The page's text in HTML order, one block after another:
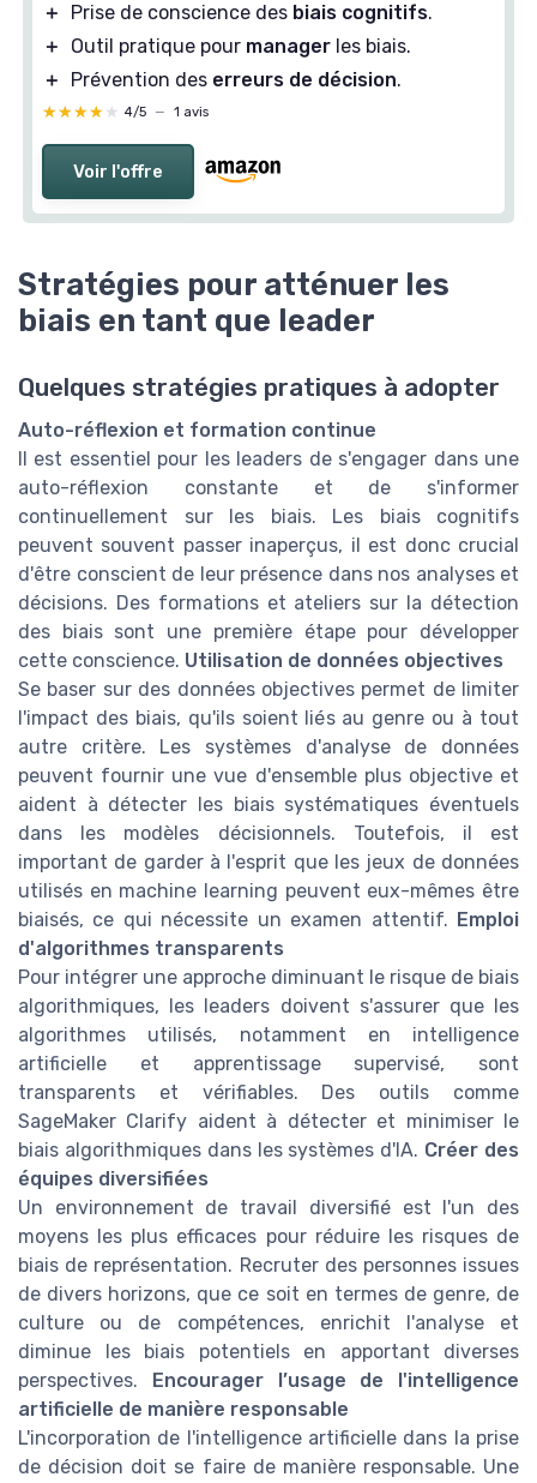
＋
Prise de conscience des biais cognitifs.
＋
Outil pratique pour manager les biais.
＋
Prévention des erreurs de décision.
★★★★★
★★★★★ 4/5 — 1 avis
Voir l'offre
Stratégies pour atténuer les
biais en tant que leader
Quelques stratégies pratiques à adopter
Auto-réflexion et formation continue
Il est essentiel pour les leaders de s'engager dans une
auto-réflexion constante et de s'informer
continuellement sur les biais. Les biais cognitifs
peuvent souvent passer inaperçus, il est donc crucial
d'être conscient de leur présence dans nos analyses et
décisions. Des formations et ateliers sur la détection
des biais sont une première étape pour développer
cette conscience. Utilisation de données objectives
Se baser sur des données objectives permet de limiter
l'impact des biais, qu'ils soient liés au genre ou à tout
autre critère. Les systèmes d'analyse de données
peuvent fournir une vue d'ensemble plus objective et
aident à détecter les biais systématiques éventuels
dans les modèles décisionnels. Toutefois, il est
important de garder à l'esprit que les jeux de données
utilisés en machine learning peuvent eux-mêmes être
biaisés, ce qui nécessite un examen attentif. Emploi
d'algorithmes transparents
Pour intégrer une approche diminuant le risque de biais
algorithmiques, les leaders doivent s'assurer que les
algorithmes utilisés, notamment en intelligence
artificielle et apprentissage supervisé, sont
transparents et vérifiables. Des outils comme
SageMaker Clarify aident à détecter et minimiser le
biais algorithmiques dans les systèmes d'IA. Créer des
équipes diversifiées
Un environnement de travail diversifié est l'un des
moyens les plus efficaces pour réduire les risques de
biais de représentation. Recruter des personnes issues
de divers horizons, que ce soit en termes de genre, de
culture ou de compétences, enrichit l'analyse et
diminue les biais potentiels en apportant diverses
perspectives.
Encourager l’usage de l'intelligence
artificielle de manière responsable
L'incorporation de l'intelligence artificielle dans la prise
de décision doit se faire de manière responsable. Une